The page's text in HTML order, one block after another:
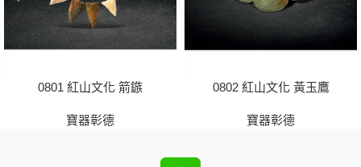
0801 紅山文化 箭鏃
寶器彰德
0802 紅山文化 黃玉鷹
寶器彰德